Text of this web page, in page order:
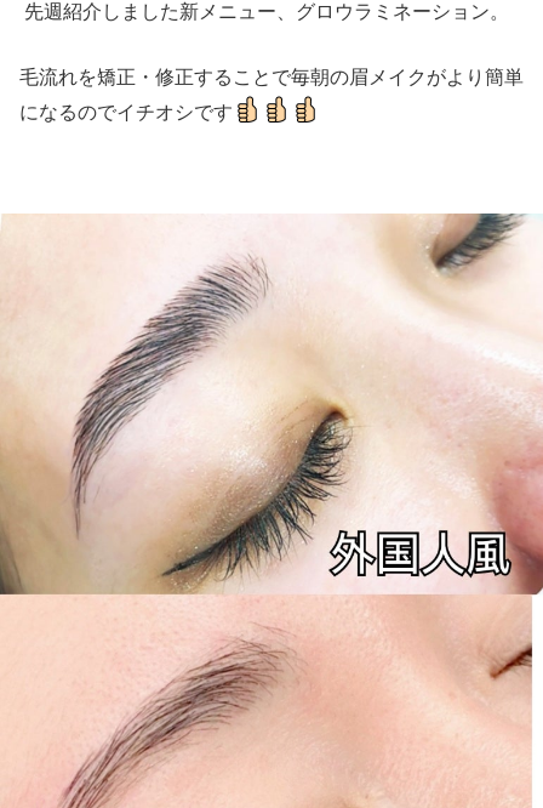
先週紹介しました新メニュー、グロウラミネーション。
毛流れを矯正・修正することで毎朝の眉メイクがより簡単
になるのでイチオシです